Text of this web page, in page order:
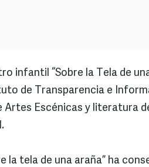
infantil “Sobre la Tela de
de Transparencia e
Artes Escénicas y literatura
tela de una araña” ha